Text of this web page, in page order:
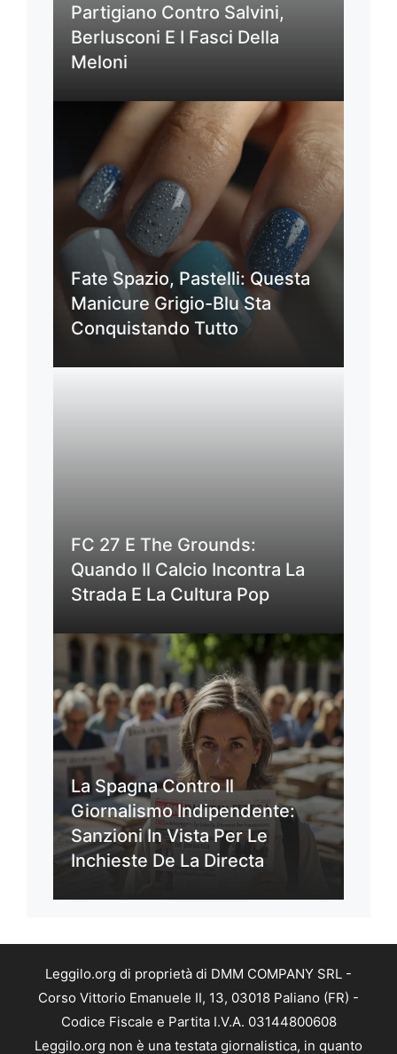
Partigiano Contro Salvini,
Berlusconi E I Fasci Della
Meloni
Fate Spazio, Pastelli: Questa
Manicure Grigio-Blu Sta
Conquistando Tutto
FC 27 E The Grounds:
Quando Il Calcio Incontra La
Strada E La Cultura Pop
La Spagna Contro Il
Giornalismo Indipendente:
Sanzioni In Vista Per Le
Inchieste De La Directa
Leggilo.org di proprietà di DMM COMPANY SRL -
Corso Vittorio Emanuele II, 13, 03018 Paliano (FR) -
Codice Fiscale e Partita I.V.A. 03144800608
Leggilo.org non è una testata giornalistica, in quanto